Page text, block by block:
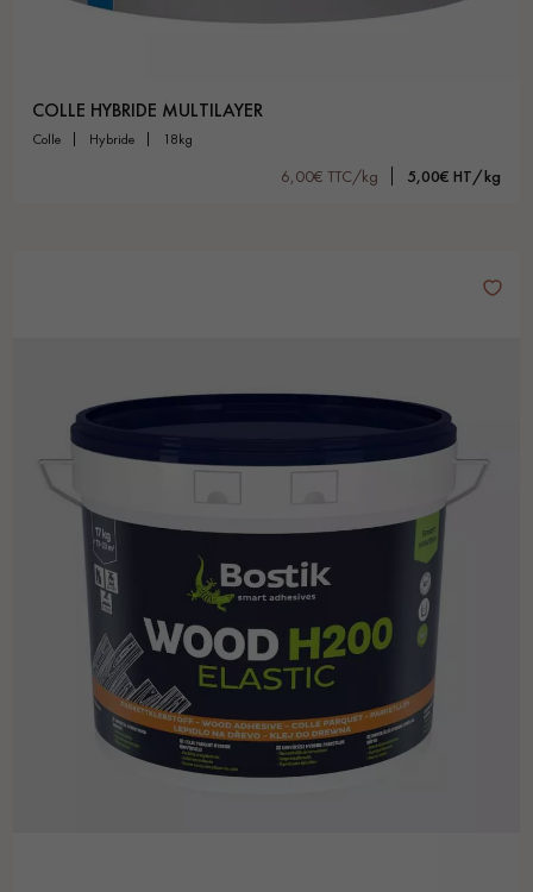
COLLE HYBRIDE MULTILAYER
colle hybride 18kg
6,00€ TTC/kg 5,00€ HT/kg